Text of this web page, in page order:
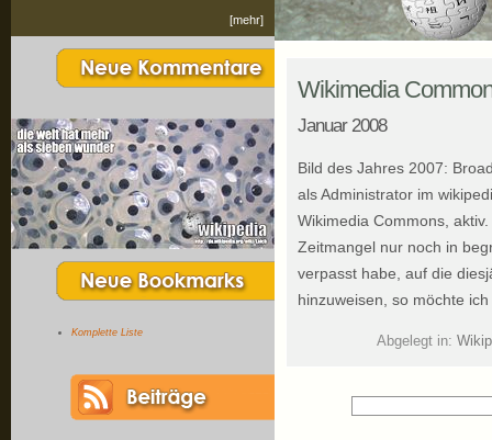
[mehr]
Komplette Liste
Wikimedia
Januar 2008
Bild des Jahres 2007:
als Administrator im
Wikimedia Commons,
Zeitmangel nur noch in
verpasst habe, auf die
hinzuweisen, so möchte
Abgelegt in: